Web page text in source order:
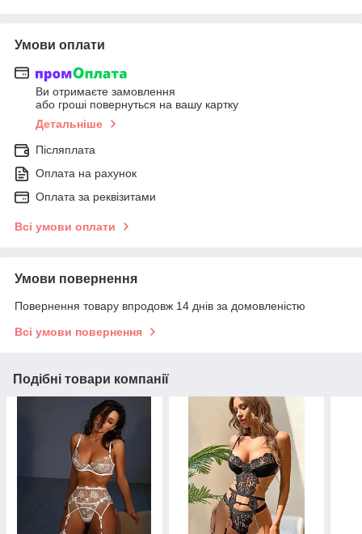
Умови оплати
Ви отримаєте замовлення
або гроші повернуться на вашу картку
Детальніше
Післяплата
Оплата на рахунок
Оплата за реквізитами
Всі умови оплати
Умови повернення
Повернення товару впродовж 14 днів за домовленістю
Всі умови повернення
Подібні товари компанії